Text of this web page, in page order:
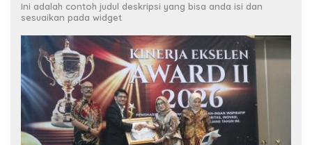
Ini adalah contoh judul deskripsi yang bisa anda isi dan
sesuaikan pada widget